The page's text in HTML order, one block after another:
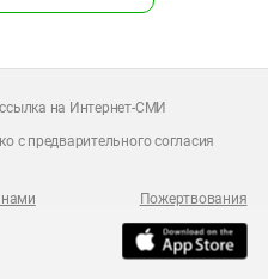
на Интернет-СМИ
с предварительного согласия
нами Пожертвования